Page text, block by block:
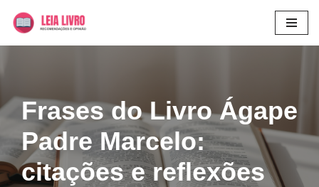
Frases do Livro Ágape
Padre Marcelo:
citações e reflexões